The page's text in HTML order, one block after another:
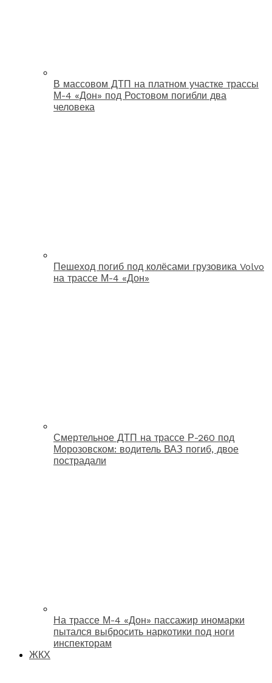
В массовом ДТП на платном участке трассы
М-4 «Дон» под Ростовом погибли два
человека
Пешеход погиб под колёсами грузовика Volvo
на трассе М-4 «Дон»
Смертельное ДТП на трассе Р-260 под
Морозовском: водитель ВАЗ погиб, двое
пострадали
На трассе М-4 «Дон» пассажир иномарки
пытался выбросить наркотики под ноги
инспекторам
ЖКХ